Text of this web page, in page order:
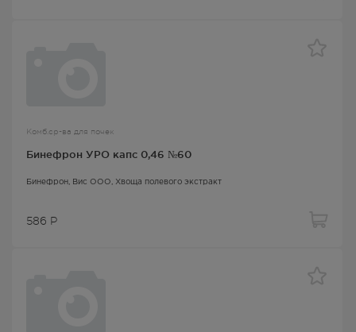
Комб.ср-ва для почек
Бинефрон УРО капс 0,46 №60
Бинефрон , Вис ООО, Хвоща полевого экстракт
586 Р